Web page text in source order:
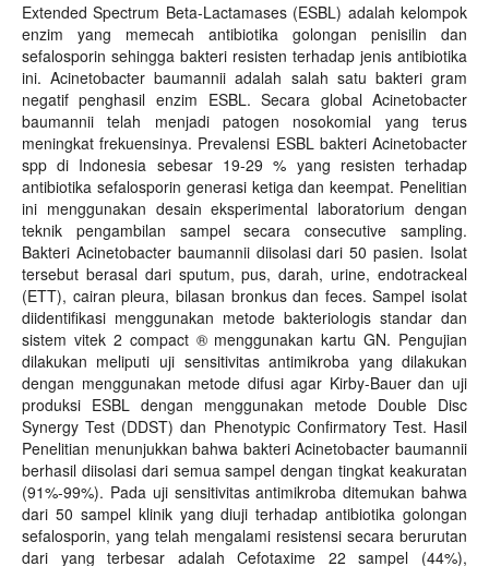
Extended Spectrum Beta-Lactamases (ESBL) adalah kelompok
enzim yang memecah antibiotika golongan penisilin dan
sefalosporin sehingga bakteri resisten terhadap jenis antibiotika
ini. Acinetobacter baumannii adalah salah satu bakteri gram
negatif penghasil enzim ESBL. Secara global Acinetobacter
baumannii telah menjadi patogen nosokomial yang terus
meningkat frekuensinya. Prevalensi ESBL bakteri Acinetobacter
spp di Indonesia sebesar 19-29 % yang resisten terhadap
antibiotika sefalosporin generasi ketiga dan keempat. Penelitian
ini menggunakan desain eksperimental laboratorium dengan
teknik pengambilan sampel secara consecutive sampling.
Bakteri Acinetobacter baumannii diisolasi dari 50 pasien. Isolat
tersebut berasal dari sputum, pus, darah, urine, endotrackeal
(ETT), cairan pleura, bilasan bronkus dan feces. Sampel isolat
diidentifikasi menggunakan metode bakteriologis standar dan
sistem vitek 2 compact ® menggunakan kartu GN. Pengujian
dilakukan meliputi uji sensitivitas antimikroba yang dilakukan
dengan menggunakan metode difusi agar Kirby-Bauer dan uji
produksi ESBL dengan menggunakan metode Double Disc
Synergy Test (DDST) dan Phenotypic Confirmatory Test. Hasil
Penelitian menunjukkan bahwa bakteri Acinetobacter baumannii
berhasil diisolasi dari semua sampel dengan tingkat keakuratan
(91%-99%). Pada uji sensitivitas antimikroba ditemukan bahwa
dari 50 sampel klinik yang diuji terhadap antibiotika golongan
sefalosporin, yang telah mengalami resistensi secara berurutan
dari yang terbesar adalah Cefotaxime 22 sampel (44%),